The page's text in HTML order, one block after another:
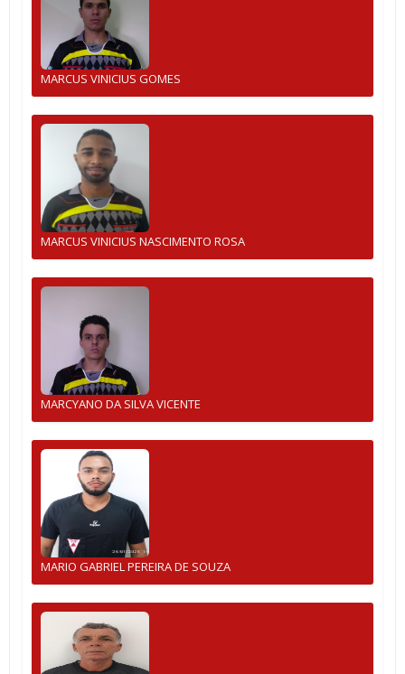
MARCUS VINICIUS GOMES
MARCUS VINICIUS NASCIMENTO ROSA
MARCYANO DA SILVA VICENTE
MARIO GABRIEL PEREIRA DE SOUZA